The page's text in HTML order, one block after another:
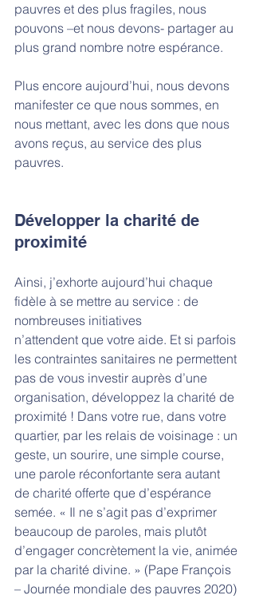
pauvres et des plus fragiles, nous
pouvons –et nous devons- partager au
plus grand nombre notre espérance.
Plus encore aujourd’hui, nous devons
manifester ce que nous sommes, en
nous mettant, avec les dons que nous
avons reçus, au service des plus
pauvres.
Développer la charité de
proximité
Ainsi, j’exhorte aujourd’hui chaque
fidèle à se mettre au service : de
nombreuses initiatives
n’attendent que votre aide. Et si parfois
les contraintes sanitaires ne permettent
pas de vous investir auprès d’une
organisation, développez la charité de
proximité ! Dans votre rue, dans votre
quartier, par les relais de voisinage : un
geste, un sourire, une simple course,
une parole réconfortante sera autant
de charité offerte que d’espérance
semée. « Il ne s’agit pas d’exprimer
beaucoup de paroles, mais plutôt
d’engager concrètement la vie, animée
par la charité divine. » (Pape François
– Journée mondiale des pauvres 2020)